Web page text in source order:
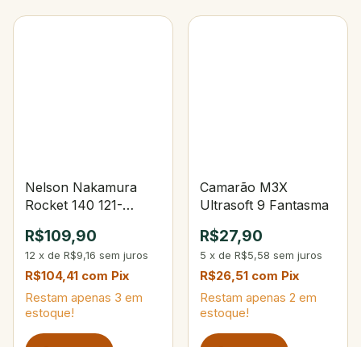
Nelson Nakamura
Rocket 140 121-
Tiger
R$109,90
12 x de R$9,16 sem juros
R$104,41 com Pix
Restam apenas 3 em
estoque!
Camarão M3X
Ultrasoft 9 Fantasma
R$27,90
5 x de R$5,58 sem juros
R$26,51 com Pix
Restam apenas 2 em
estoque!